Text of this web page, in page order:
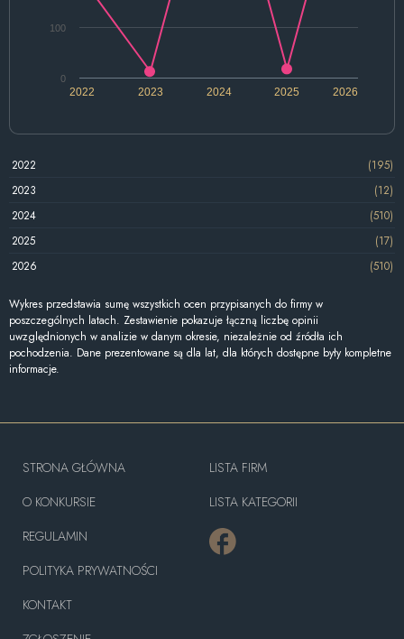
2022 2024 2026
2023 2025
0
100
2022
(195)
2023
(12)
2024
(510)
2025
(17)
2026
(510)
Wykres przedstawia sumę wszystkich ocen przypisanych do firmy w
poszczególnych latach. Zestawienie pokazuje łączną liczbę opinii
uwzględnionych w analizie w danym okresie, niezależnie od źródła ich
pochodzenia. Dane prezentowane są dla lat, dla których dostępne były kompletne
informacje.
STRONA GŁÓWNA
O KONKURSIE
REGULAMIN
POLITYKA PRYWATNOŚCI
KONTAKT
LISTA FIRM
LISTA KATEGORII